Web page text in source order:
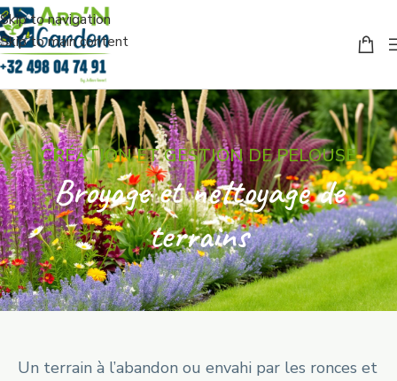
Skip to navigation
Skip to main content
CRÉATION ET GESTION DE PELOUSE
Broyage et nettoyage de
terrains
Un terrain à l’abandon ou envahi par les ronces et